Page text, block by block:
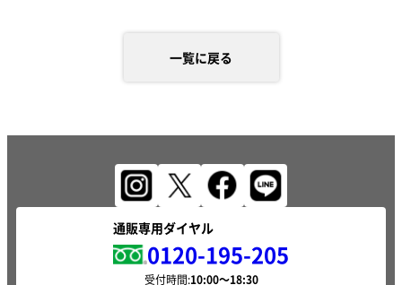
一覧に戻る
通販専用ダイヤル
0120-195-205
受付時間: